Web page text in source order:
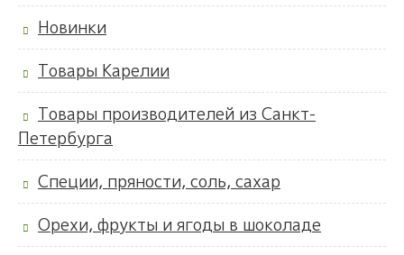
Новинки
Товары Карелии
Товары производителей из Санкт-
Петербурга
Специи, пряности, соль, сахар
Орехи, фрукты и ягоды в шоколаде